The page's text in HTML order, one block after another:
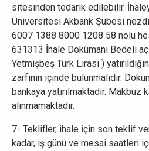
sitesinden tedarik edilebilir.
Üniversitesi Akbank Şubesi
6007 1388 8000 1208 58 nolu
631313 İhale Dokümanı Bedeli
Yetmişbeş Türk Lirası )
zarfının içinde bulunmalıdır.
bankaya yatırılmaktadır. Makbuz
alınmamaktadır.
7- Teklifler, ihale için son teklif
kadar, iş günü ve mesai saatleri